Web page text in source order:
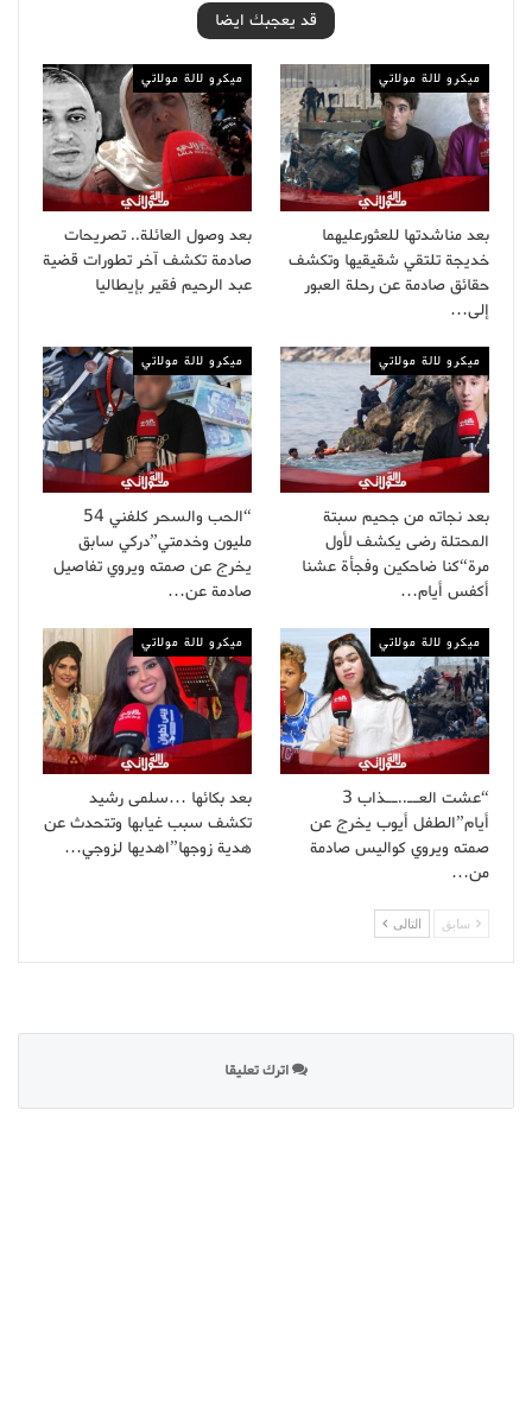
قد يعجبك ايضا
ميكرو لالة مولاتي
بعد مناشدتها للعثورعليهما
خديجة تلتقي شقيقيها وتكشف
حقائق صادمة عن رحلة العبور
إلى…
ميكرو لالة مولاتي
بعد وصول العائلة.. تصريحات
صادمة تكشف آخر تطورات قضية
عبد الرحيم فقير بإيطاليا
ميكرو لالة مولاتي
بعد نجاته من جحيم سبتة
المحتلة رضى يكشف لأول
مرة“كنا ضاحكين وفجأة عشنا
أكفس أيام…
ميكرو لالة مولاتي
“الحب والسحر كلفني 54
مليون وخدمتي”دركي سابق
يخرج عن صمته ويروي تفاصيل
صادمة عن…
ميكرو لالة مولاتي
“عشت العــ..ــذاب 3
أيام”الطفل أيوب يخرج عن
صمته ويروي كواليس صادمة
من…
ميكرو لالة مولاتي
بعد بكائها …سلمى رشيد
تكشف سبب غيابها وتتحدث عن
هدية زوجها”اهديها لزوجي…
سابق التالى
اترك تعليقا